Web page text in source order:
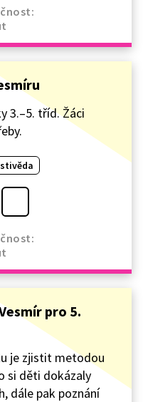
3.–5. tříd. Žáci
pro 5.
je zjistit metodou
si děti dokázaly
dále pak poznání